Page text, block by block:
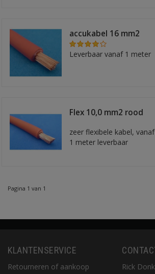
accukabel 16 mm2
rood
Leverbaar vanaf 1 meter
Flex 10,0 mm2 rood
zeer flexibele kabel, vanaf
1 meter leverbaar
Pagina 1 van 1
KLANTENSERVICE
Retourneren of aankoop
Rick